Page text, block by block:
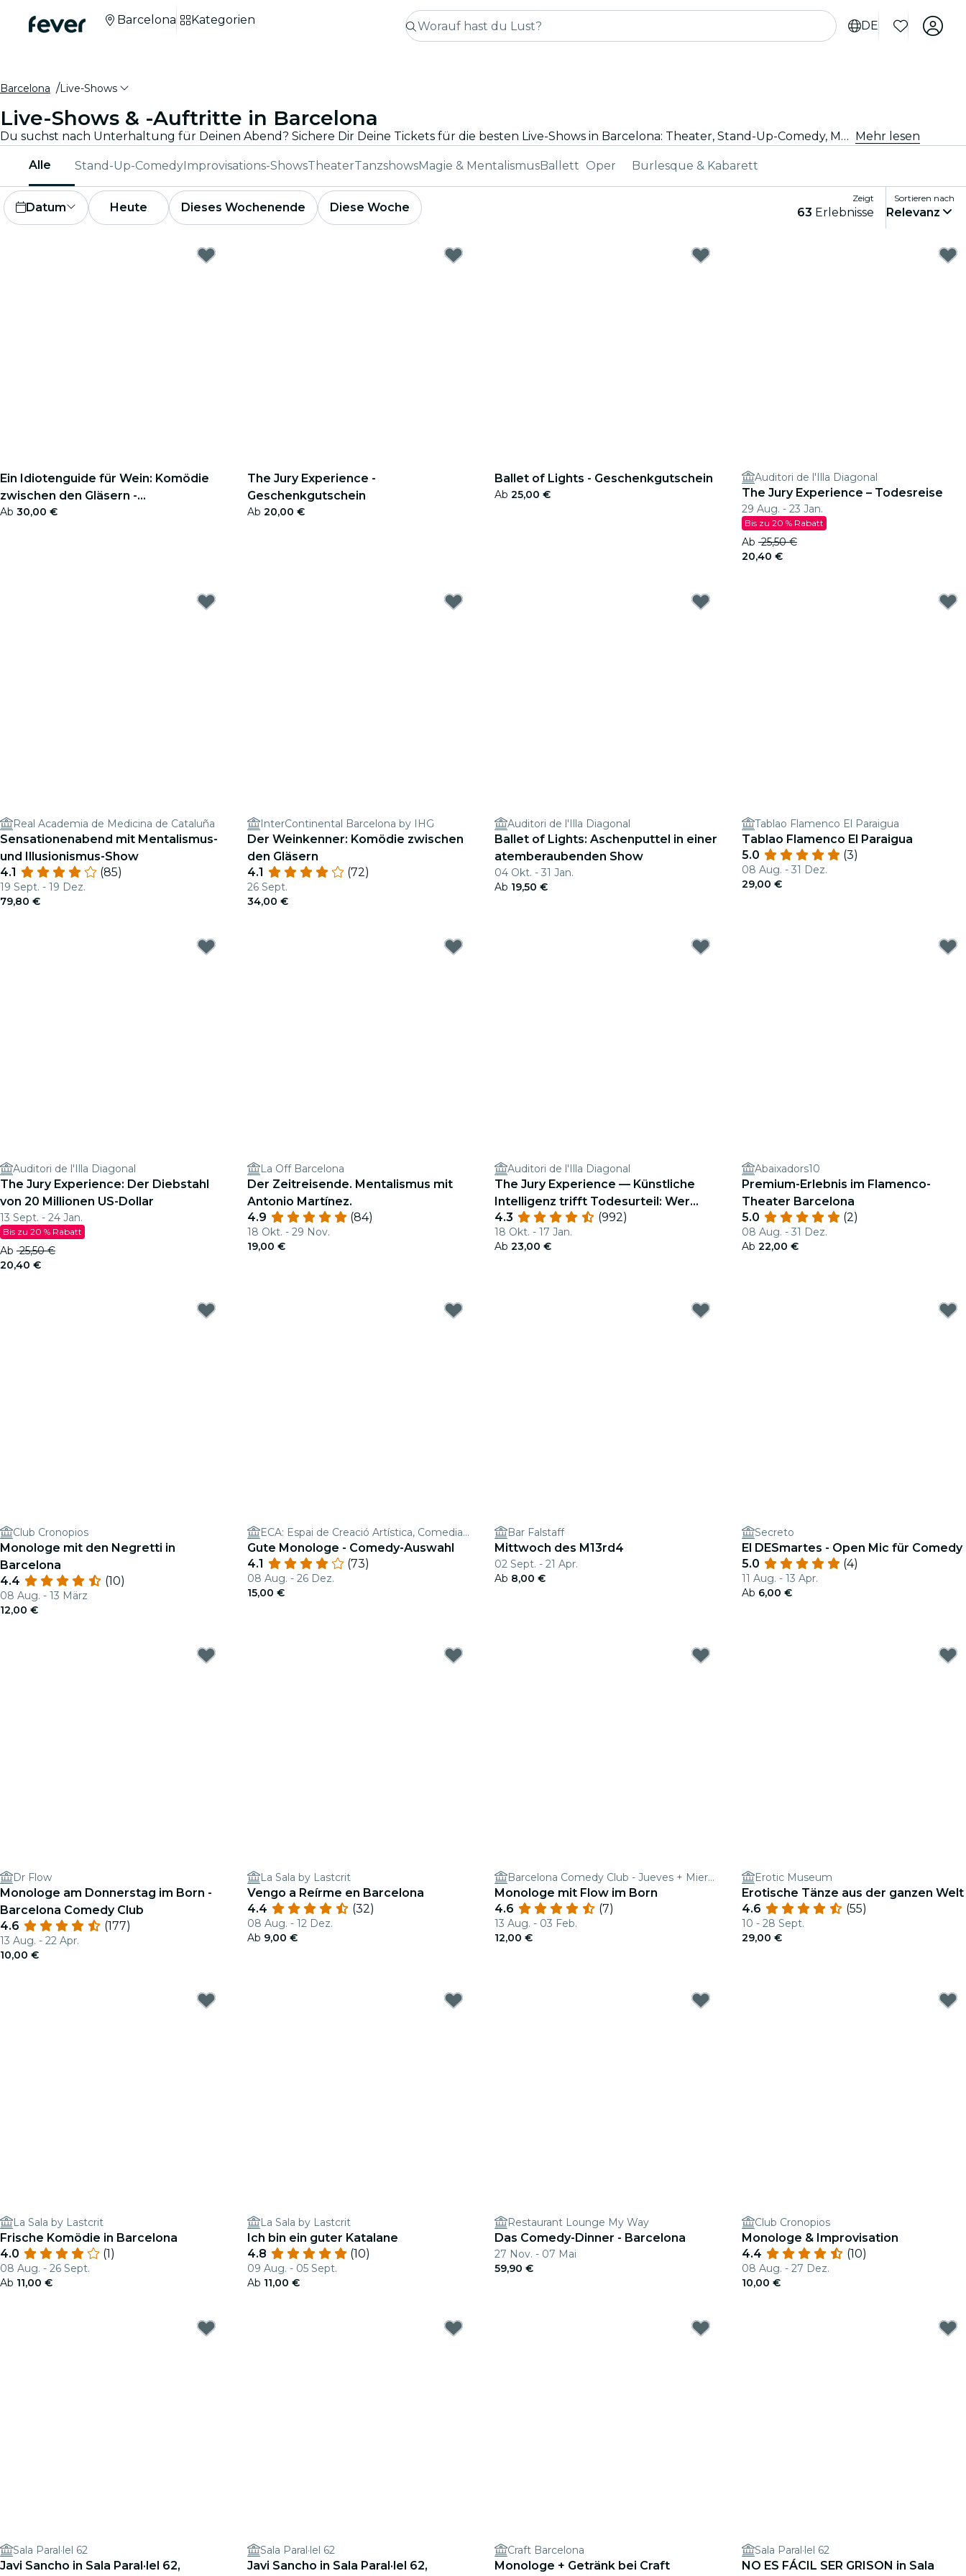
DE
Barcelona Kategorien
Barcelona Live-Shows
Live-Shows & -Auftritte in Barcelona
Du suchst nach Unterhaltung für Deinen Abend? Sichere Dir Deine Tickets für die besten Live-Shows in Barcelona: Theater, Stand-Up-Comedy, Musicals, Magieshows und mehr. Mehr lesen
Alle Stand-Up-ComedyImprovisations-ShowsTheaterTanzshowsMagie & MentalismusBallett Oper Burlesque & Kabarett
Datum Heute Dieses Wochenende Diese Woche
Zeigt
63 Erlebnisse
Sortieren nach
Relevanz
Ein Idiotenguide für Wein: Komödie
zwischen den Gläsern -
Geschenkgutschein
Ab 30,00 €
The Jury Experience -
Geschenkgutschein
Ab 20,00 €
Ballet of Lights - Geschenkgutschein
Ab 25,00 €
Auditori de l'Illa Diagonal
The Jury Experience – Todesreise
29 Aug. - 23 Jan.
Bis zu 20 % Rabatt
Ab 25,50 €
20,40 €
Real Academia de Medicina de Cataluña
Sensationenabend mit Mentalismus-
und Illusionismus-Show
4.1
(85)
19 Sept. - 19 Dez.
79,80 €
InterContinental Barcelona by IHG
Der Weinkenner: Komödie zwischen
den Gläsern
4.1
(72)
26 Sept.
34,00 €
Auditori de l'Illa Diagonal
Ballet of Lights: Aschenputtel in einer
atemberaubenden Show
04 Okt. - 31 Jan.
Ab 19,50 €
Tablao Flamenco El Paraigua
Tablao Flamenco El Paraigua
5.0
(3)
08 Aug. - 31 Dez.
29,00 €
Auditori de l'Illa Diagonal
The Jury Experience: Der Diebstahl
von 20 Millionen US-Dollar
13 Sept. - 24 Jan.
Bis zu 20 % Rabatt
Ab 25,50 €
20,40 €
La Off Barcelona
Der Zeitreisende. Mentalismus mit
Antonio Martínez.
4.9
(84)
18 Okt. - 29 Nov.
19,00 €
Auditori de l'Illa Diagonal
The Jury Experience — Künstliche
Intelligenz trifft Todesurteil: Wer
zahlt den Preis?
4.3 (992)
18 Okt. - 17 Jan.
Ab 23,00 €
Abaixadors10
Premium-Erlebnis im Flamenco-
Theater Barcelona
5.0
(2)
08 Aug. - 31 Dez.
Ab 22,00 €
Club Cronopios
Monologe mit den Negretti in
Barcelona
4.4
(10)
08 Aug. - 13 März
12,00 €
ECA: Espai de Creació Artística, Comediarte
Gute Monologe - Comedy-Auswahl
4.1
(73)
08 Aug. - 26 Dez.
15,00 €
Bar Falstaff
Mittwoch des M13rd4
02 Sept. - 21 Apr.
Ab 8,00 €
Secreto
El DESmartes - Open Mic für Comedy
5.0
(4)
11 Aug. - 13 Apr.
Ab 6,00 €
Dr Flow
Monologe am Donnerstag im Born -
Barcelona Comedy Club
4.6
(177)
13 Aug. - 22 Apr.
10,00 €
La Sala by Lastcrit
Vengo a Reírme en Barcelona
4.4
(32)
08 Aug. - 12 Dez.
Ab 9,00 €
Barcelona Comedy Club - Jueves + Miercoles
Monologe mit Flow im Born
4.6
(7)
13 Aug. - 03 Feb.
12,00 €
Erotic Museum
Erotische Tänze aus der ganzen Welt
4.6
(55)
10 - 28 Sept.
29,00 €
La Sala by Lastcrit
Frische Komödie in Barcelona
4.0
(1)
08 Aug. - 26 Sept.
Ab 11,00 €
La Sala by Lastcrit
Ich bin ein guter Katalane
4.8
(10)
09 Aug. - 05 Sept.
Ab 11,00 €
Restaurant Lounge My Way
Das Comedy-Dinner - Barcelona
27 Nov. - 07 Mai
59,90 €
Club Cronopios
Monologe & Improvisation
4.4
(10)
08 Aug. - 27 Dez.
10,00 €
Sala Paral·lel 62
Javi Sancho in Sala Paral·lel 62,
Sala Paral·lel 62
Javi Sancho in Sala Paral·lel 62,
Craft Barcelona
Monologe + Getränk bei Craft
Sala Paral·lel 62
NO ES FÁCIL SER GRISON in Sala